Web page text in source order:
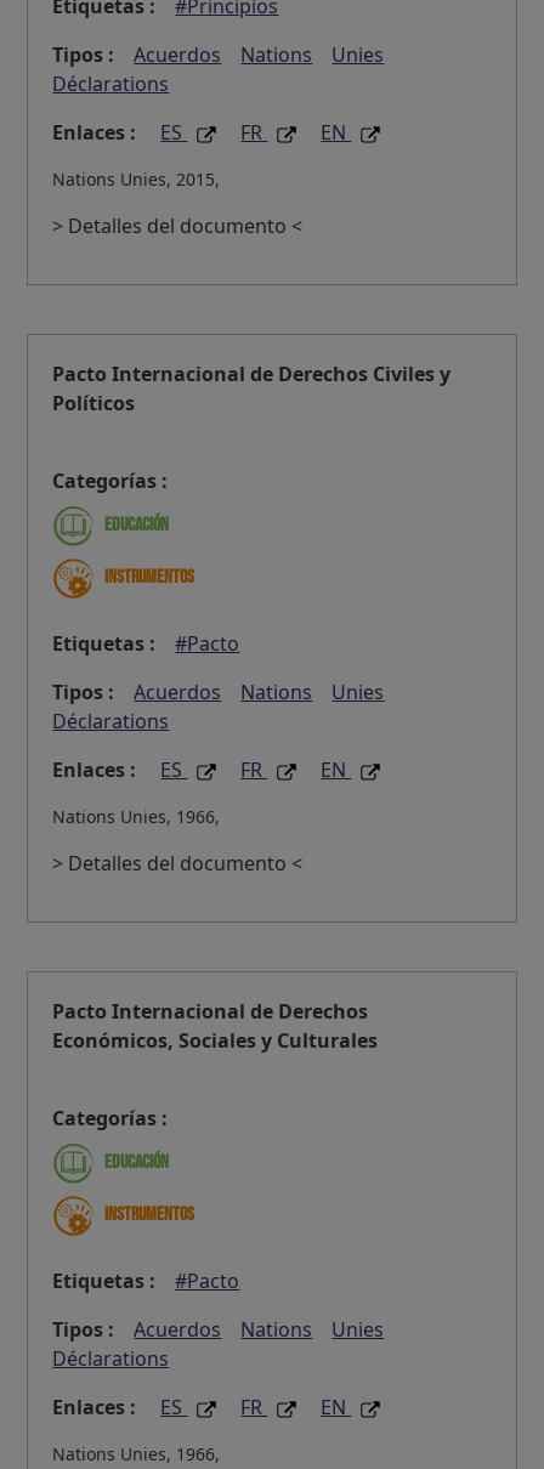
Etiquetas :
#Principios
Tipos :
Acuerdos Nations
Unies
Déclarations
Enlaces :
ES FR EN
Nations Unies, 2015,
> Detalles del documento <
Pacto Internacional de Derechos Civiles y
Políticos
Categorías :
Educación
Instrumentos
Etiquetas :
#Pacto
Tipos :
Acuerdos Nations
Unies
Déclarations
Enlaces :
ES FR EN
Nations Unies, 1966,
> Detalles del documento <
Pacto Internacional de Derechos
Económicos, Sociales y Culturales
Categorías :
Educación
Instrumentos
Etiquetas :
#Pacto
Tipos :
Acuerdos Nations
Unies
Déclarations
Enlaces :
ES FR EN
Nations Unies, 1966,